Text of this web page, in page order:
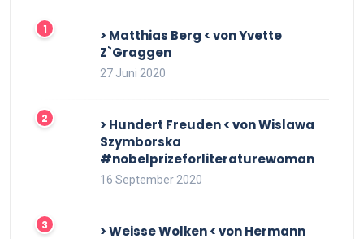
> Matthias Berg < von Yvette
Z`Graggen
27 Juni 2020
> Hundert Freuden < von Wislawa
Szymborska
#nobelprizeforliteraturewoman
16 September 2020
> Weisse Wolken < von Hermann